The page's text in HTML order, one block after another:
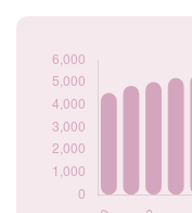
2019
4990
4420
2021
4975
2022
4885
2023
4535
4550